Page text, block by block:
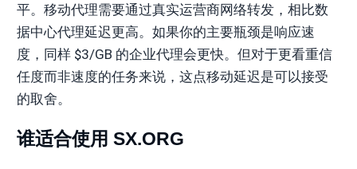
平。移动代理需要通过真实运营商网络转发，相比数
据中心代理延迟更高。如果你的主要瓶颈是响应速
度，同样 $3/GB 的企业代理会更快。但对于更看重信
任度而非速度的任务来说，这点移动延迟是可以接受
的取舍。
谁适合使用 SX.ORG